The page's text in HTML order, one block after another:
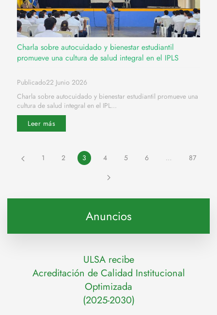
Charla sobre autocuidado y bienestar estudiantil
promueve una cultura de salud integral en el IPLS
Publicado22 Junio 2026
Charla sobre autocuidado y bienestar estudiantil promueve una
cultura de salud integral en el IPL...
Leer más
1 2 3 4 5 6 … 87
Anuncios
ULSA recibe
Acreditación de Calidad Institucional
Optimizada
(2025-2030)